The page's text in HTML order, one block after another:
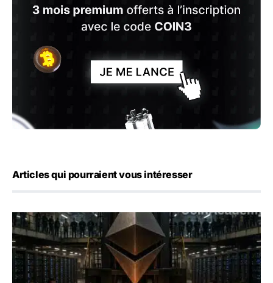
Articles qui pourraient vous intéresser
ETH : Ethereum veut brûler les récompenses des